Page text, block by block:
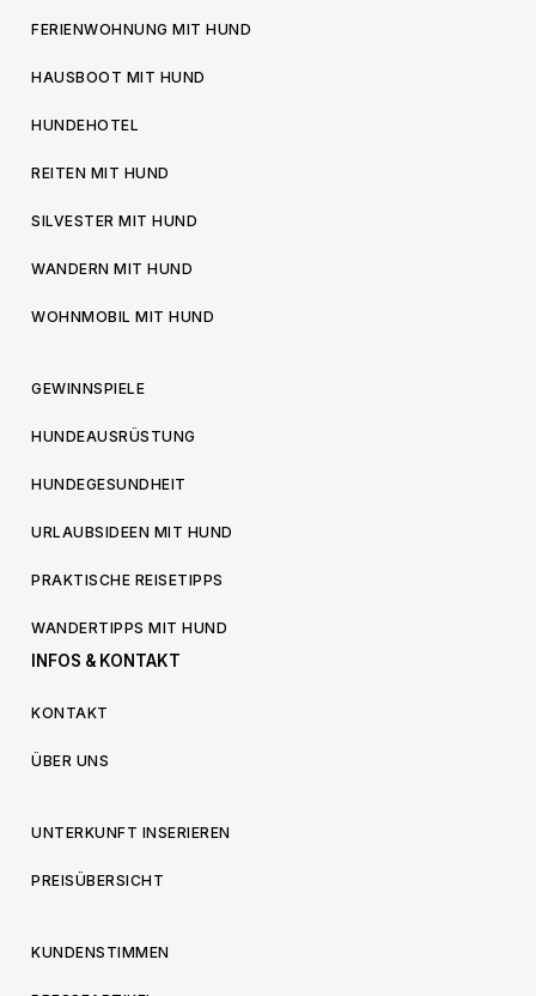
FERIENWOHNUNG MIT HUND
HAUSBOOT MIT HUND
HUNDEHOTEL
REITEN MIT HUND
SILVESTER MIT HUND
WANDERN MIT HUND
WOHNMOBIL MIT HUND
GEWINNSPIELE
HUNDEAUSRÜSTUNG
HUNDEGESUNDHEIT
URLAUBSIDEEN MIT HUND
PRAKTISCHE REISETIPPS
WANDERTIPPS MIT HUND
INFOS & KONTAKT
KONTAKT
ÜBER UNS
UNTERKUNFT INSERIEREN
PREISÜBERSICHT
KUNDENSTIMMEN